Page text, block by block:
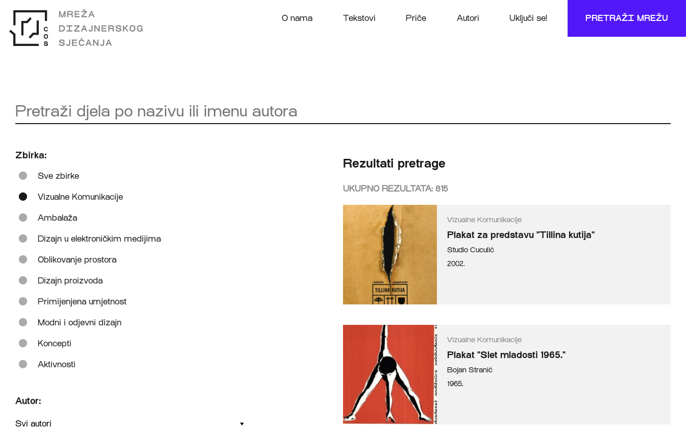
O nama Tekstovi Priče Autori Uključi se! PRETRAŽI MREŽU
Zbirka:
Sve zbirke
Vizualne Komunikacije
Ambalaža
Dizajn u elektroničkim medijima
Oblikovanje prostora
Dizajn proizvoda
Primijenjena umjetnost
Modni i odjevni dizajn
Koncepti
Aktivnosti
Autor:
Rezultati pretrage
UKUPNO REZULTATA: 815
Vizualne Komunikacije
Plakat za predstavu "Tillina kutija"
Studio Cuculić
2002.
Vizualne Komunikacije
Plakat "Slet mladosti 1965."
Bojan Stranić
1965.